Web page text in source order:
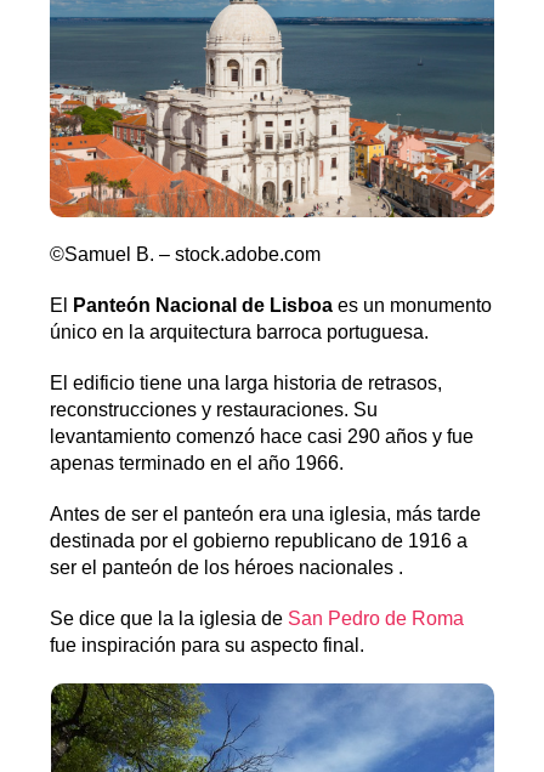
©Samuel B. – stock.adobe.com
El Panteón Nacional de Lisboa es un monumento
único en la arquitectura barroca portuguesa.
El edificio tiene una larga historia de retrasos,
reconstrucciones y restauraciones. Su
levantamiento comenzó hace casi 290 años y fue
apenas terminado en el año 1966.
Antes de ser el panteón era una iglesia, más tarde
destinada por el gobierno republicano de 1916 a
ser el panteón de los héroes nacionales .
Se dice que la la iglesia de San Pedro de Roma
fue inspiración para su aspecto final.